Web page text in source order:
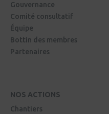
Gouvernance
Comité consultatif
Équipe
Bottin des membres
Partenaires
NOS ACTIONS
Chantiers